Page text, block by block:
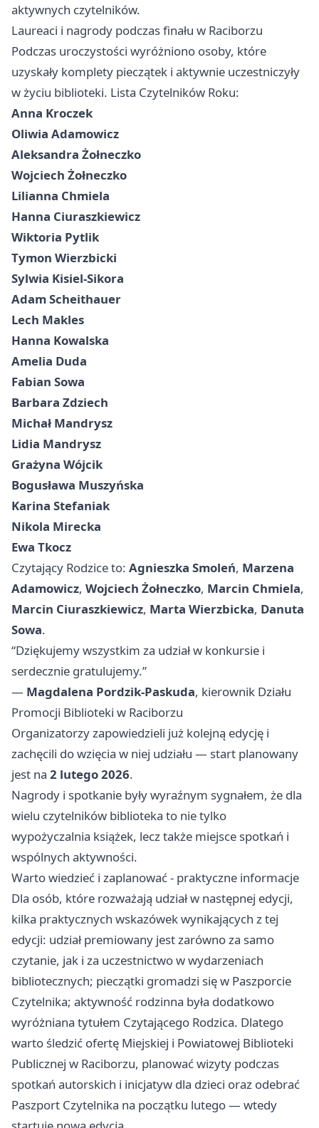
aktywnych czytelników.
Laureaci i nagrody podczas finału w Raciborzu
Podczas uroczystości wyróżniono osoby, które
uzyskały komplety pieczątek i aktywnie uczestniczyły
w życiu biblioteki. Lista Czytelników Roku:
Anna Kroczek
Oliwia Adamowicz
Aleksandra Żołneczko
Wojciech Żołneczko
Lilianna Chmiela
Hanna Ciuraszkiewicz
Wiktoria Pytlik
Tymon Wierzbicki
Sylwia Kisiel-Sikora
Adam Scheithauer
Lech Makles
Hanna Kowalska
Amelia Duda
Fabian Sowa
Barbara Zdziech
Michał Mandrysz
Lidia Mandrysz
Grażyna Wójcik
Bogusława Muszyńska
Karina Stefaniak
Nikola Mirecka
Ewa Tkocz
Czytający Rodzice to: Agnieszka Smoleń, Marzena
Adamowicz, Wojciech Żołneczko, Marcin Chmiela,
Marcin Ciuraszkiewicz, Marta Wierzbicka, Danuta
Sowa.
“Dziękujemy wszystkim za udział w konkursie i
serdecznie gratulujemy.”
— Magdalena Pordzik-Paskuda, kierownik Działu
Promocji Biblioteki w Raciborzu
Organizatorzy zapowiedzieli już kolejną edycję i
zachęcili do wzięcia w niej udziału — start planowany
jest na 2 lutego 2026.
Nagrody i spotkanie były wyraźnym sygnałem, że dla
wielu czytelników biblioteka to nie tylko
wypożyczalnia książek, lecz także miejsce spotkań i
wspólnych aktywności.
Warto wiedzieć i zaplanować - praktyczne informacje
Dla osób, które rozważają udział w następnej edycji,
kilka praktycznych wskazówek wynikających z tej
edycji: udział premiowany jest zarówno za samo
czytanie, jak i za uczestnictwo w wydarzeniach
bibliotecznych; pieczątki gromadzi się w Paszporcie
Czytelnika; aktywność rodzinna była dodatkowo
wyróżniana tytułem Czytającego Rodzica. Dlatego
warto śledzić ofertę Miejskiej i Powiatowej Biblioteki
Publicznej w Raciborzu, planować wizyty podczas
spotkań autorskich i inicjatyw dla dzieci oraz odebrać
Paszport Czytelnika na początku lutego — wtedy